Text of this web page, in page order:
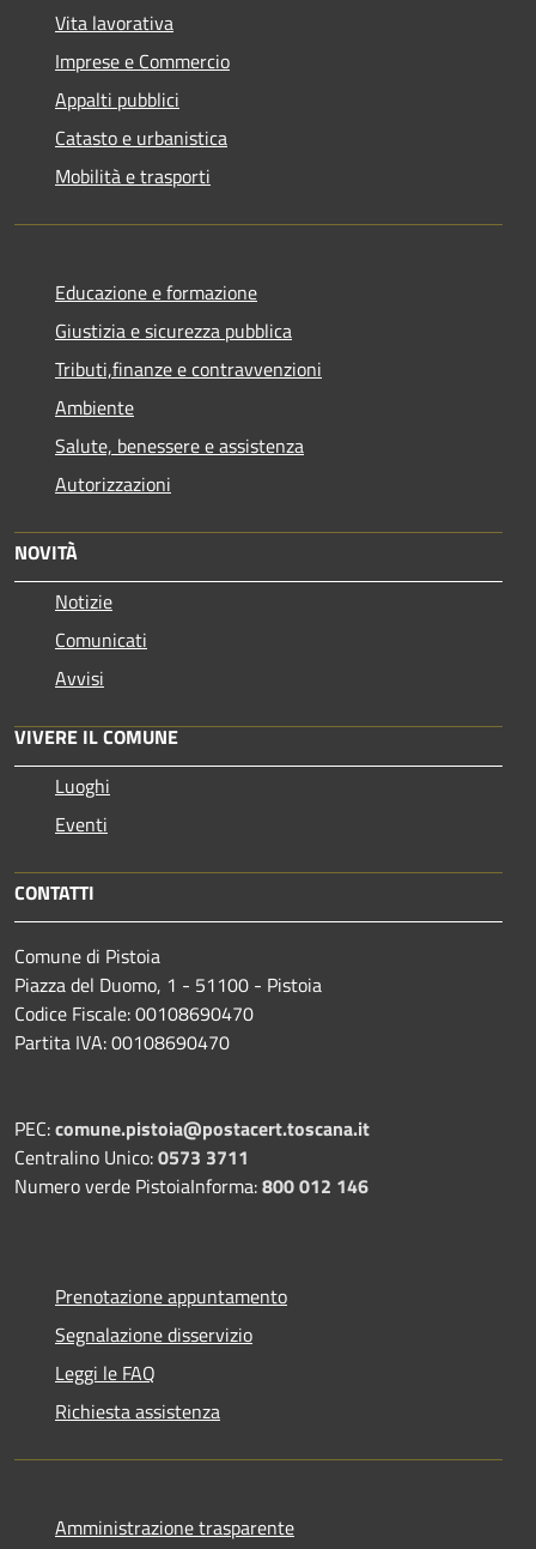
Vita lavorativa
Imprese e Commercio
Appalti pubblici
Catasto e urbanistica
Mobilità e trasporti
Educazione e formazione
Giustizia e sicurezza pubblica
Tributi,finanze e contravvenzioni
Ambiente
Salute, benessere e assistenza
Autorizzazioni
NOVITÀ
Notizie
Comunicati
Avvisi
VIVERE IL COMUNE
Luoghi
Eventi
CONTATTI
Comune di Pistoia
Piazza del Duomo, 1 - 51100 - Pistoia
Codice Fiscale: 00108690470
Partita IVA: 00108690470
PEC:comune.pistoia@postacert.toscana.it
Centralino Unico:0573 3711
Numero verde PistoiaInforma:800 012 146
Prenotazione appuntamento
Segnalazione disservizio
Leggi le FAQ
Richiesta assistenza
Amministrazione trasparente